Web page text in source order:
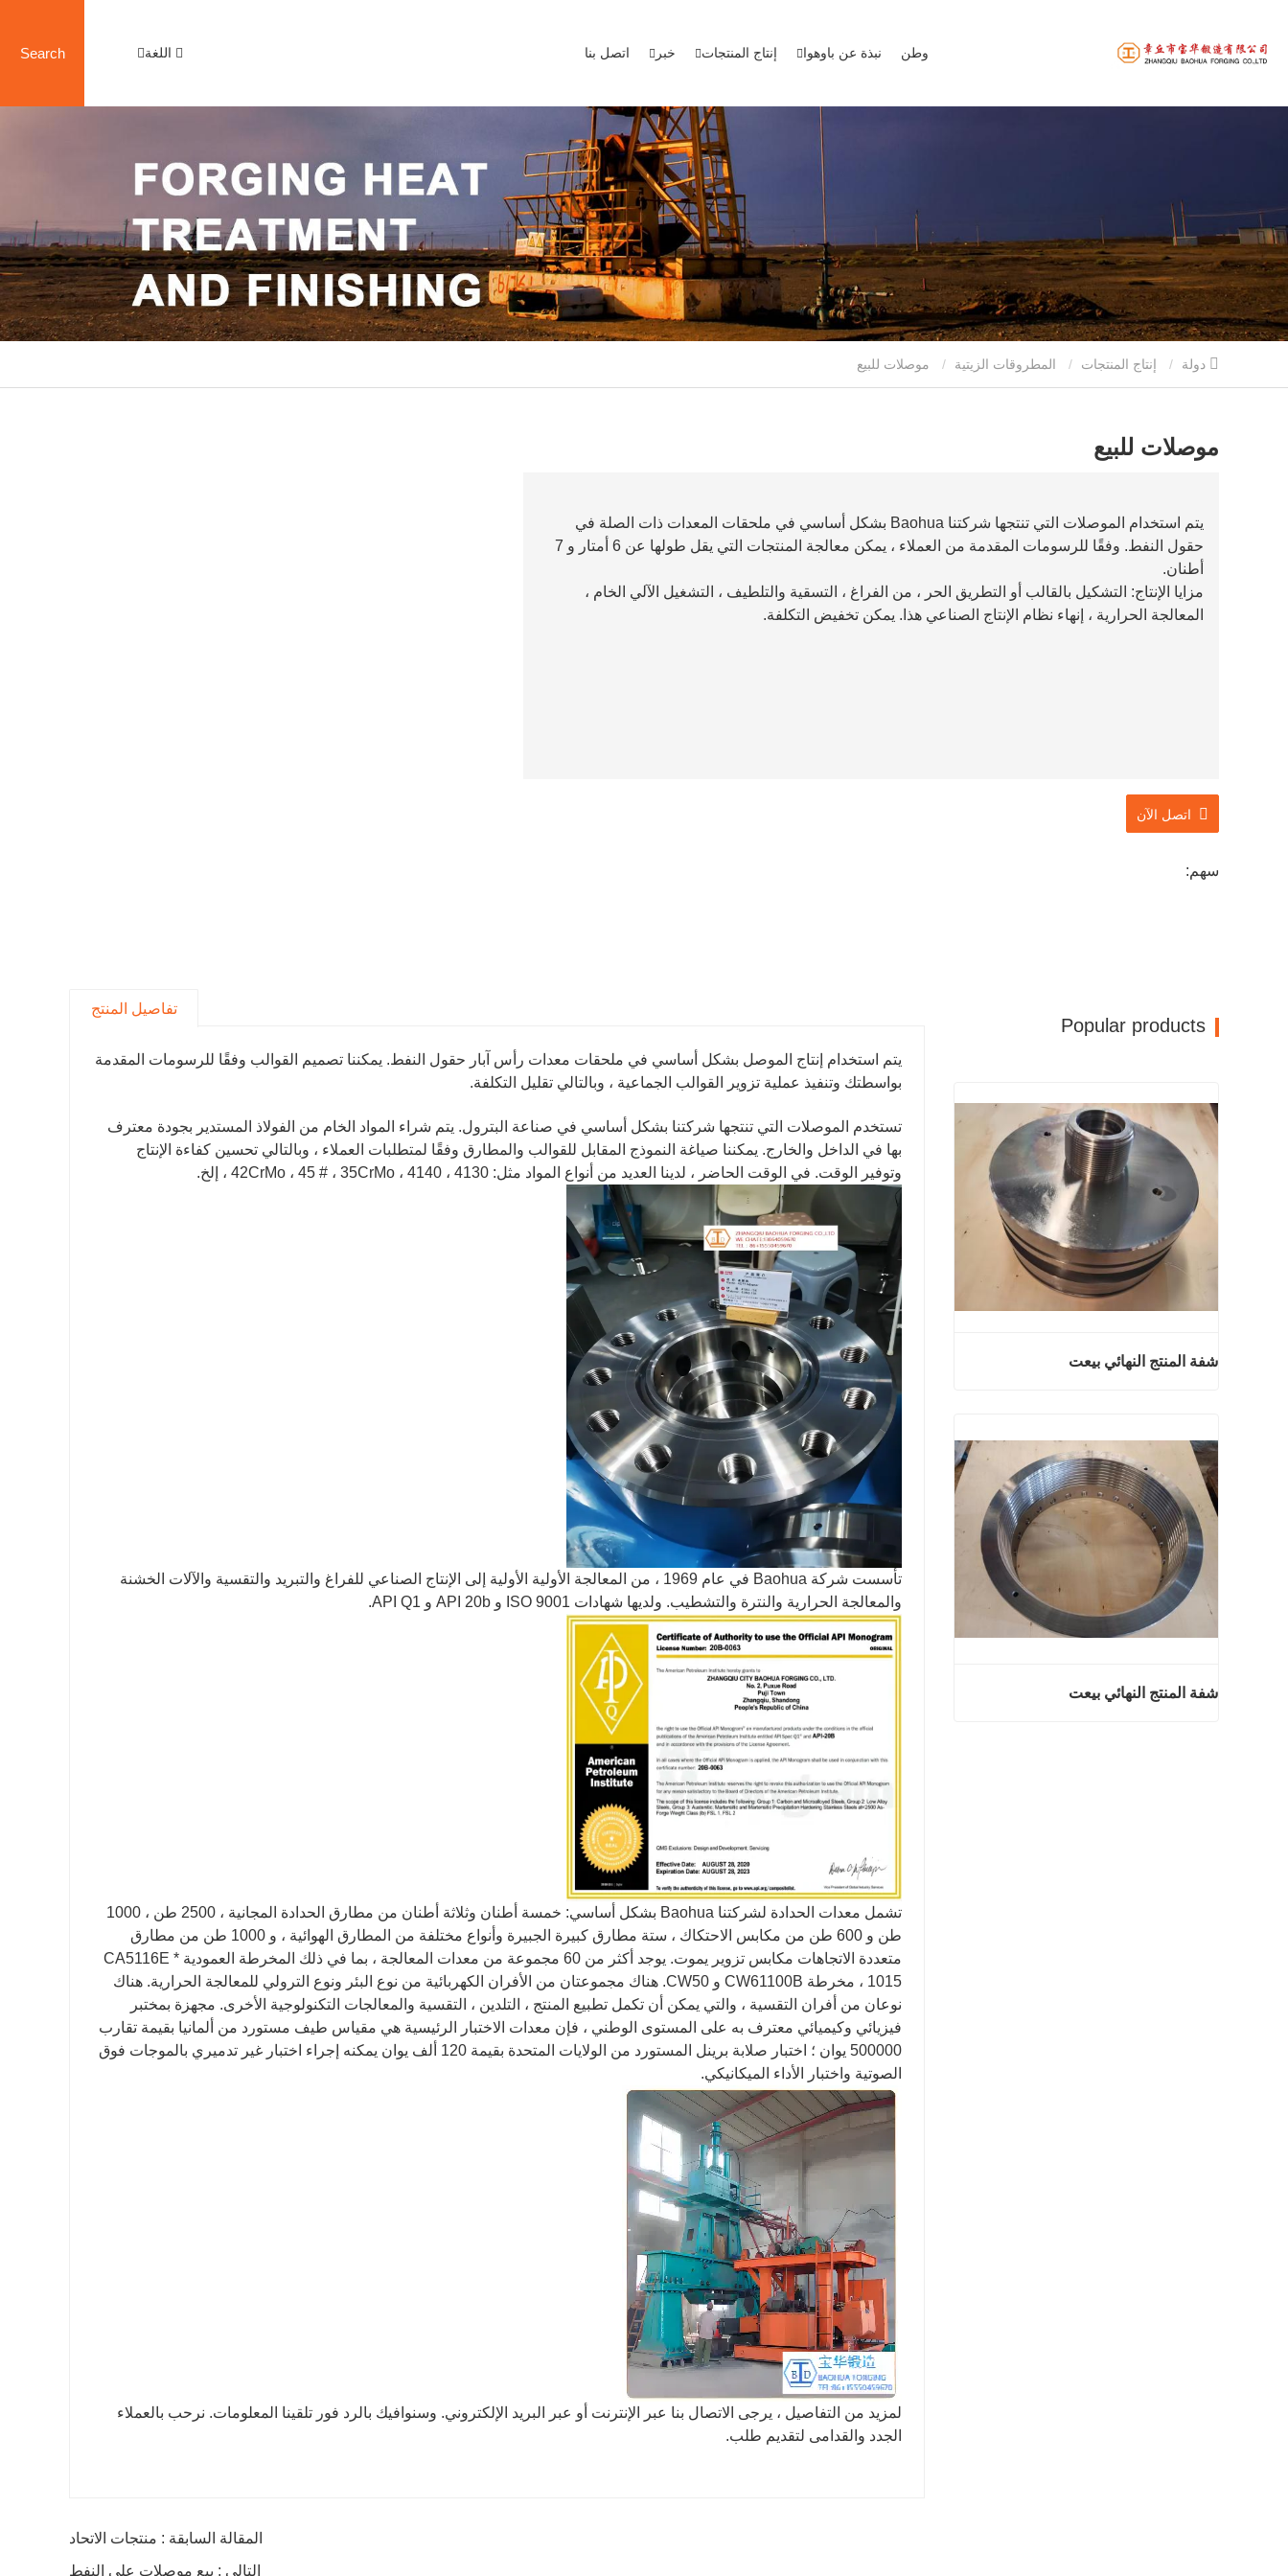
وطن نبذة عن باوهوا إنتاج المنتجات خبر اتصل بنا اللغة Search
إنتاج المنتجات المطروقات الزيتية
موصلات للبيع
يتم استخدام الموصلات التي تنتجها شركتنا Baohua بشكل أساسي في ملحقات المعدات ذات الصلة في
حقول النفط. وفقًا للرسومات المقدمة من العملاء ، يمكن معالجة المنتجات التي يقل طولها عن 6 أمتار و 7
أطنان.
مزايا الإنتاج: التشكيل بالقالب أو التطريق الحر ، من الفراغ ، التسقية والتلطيف ، التشغيل الآلي الخام ،
المعالجة الحرارية ، إنهاء نظام الإنتاج الصناعي هذا. يمكن تخفيض التكلفة.
اتصل الآن
سهم:
تفاصيل المنتج
يتم استخدام إنتاج الموصل بشكل أساسي في ملحقات معدات رأس آبار حقول النفط. يمكننا تصميم القوالب وفقًا للرسومات المقدمة
بواسطتك وتنفيذ عملية تزوير القوالب الجماعية ، وبالتالي تقليل التكلفة.
تستخدم الموصلات التي تنتجها شركتنا بشكل أساسي في صناعة البترول. يتم شراء المواد الخام من الفولاذ المستدير بجودة معترف
بها في الداخل والخارج. يمكننا صياغة النموذج المقابل للقوالب والمطارق وفقًا لمتطلبات العملاء ، وبالتالي تحسين كفاءة الإنتاج
وتوفير الوقت. في الوقت الحاضر ، لدينا العديد من أنواع المواد مثل: 42CrMo ، 45 # ، 35CrMo ، 4140 ، 4130 ، إلخ.
تأسست شركة Baohua في عام 1969 ، من المعالجة الأولية الأولية إلى الإنتاج الصناعي للفراغ والتبريد والتقسية والآلات الخشنة
والمعالجة الحرارية والنترة والتشطيب. ولديها شهادات ISO 9001 و API 20b و API Q1.
تشمل معدات الحدادة لشركتنا Baohua بشكل أساسي: خمسة أطنان وثلاثة أطنان من مطارق الحدادة المجانية ، 2500 طن ، 1000
طن و 600 طن من مكابس الاحتكاك ، ستة مطارق كبيرة الجبيرة وأنواع مختلفة من المطارق الهوائية ، و 1000 طن من مطارق
متعددة الاتجاهات مكابس تزوير يموت. يوجد أكثر من 60 مجموعة من معدات المعالجة ، بما في ذلك المخرطة العمودية CA5116E *
1015 ، مخرطة CW61100B و CW50. هناك مجموعتان من الأفران الكهربائية من نوع البئر ونوع الترولي للمعالجة الحرارية. هناك
نوعان من أفران التقسية ، والتي يمكن أن تكمل تطبيع المنتج ، التلدين ، التقسية والمعالجات التكنولوجية الأخرى. مجهزة بمختبر
فيزيائي وكيميائي معترف به على المستوى الوطني ، فإن معدات الاختبار الرئيسية هي مقياس طيف مستورد من ألمانيا بقيمة تقارب
500000 يوان ؛ اختبار صلابة برينل المستورد من الولايات المتحدة بقيمة 120 ألف يوان يمكنه إجراء اختبار غير تدميري بالموجات فوق
الصوتية واختبار الأداء الميكانيكي.
لمزيد من التفاصيل ، يرجى الاتصال بنا عبر الإنترنت أو عبر البريد الإلكتروني. وسنوافيك بالرد فور تلقينا المعلومات. نرحب بالعملاء
الجدد والقدامى لتقديم طلب.
المقالة السابقة : منتجات الاتحاد
التالي : بيع موصلات على النفط
Popular products
شفة المنتج النهائي بيعت
اتصل الآن
شفة المنتج النهائي بيعت